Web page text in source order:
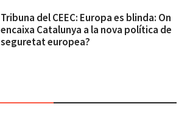
Tribuna del CEEC: Europa es blinda: On
encaixa Catalunya a la nova política de
seguretat europea?